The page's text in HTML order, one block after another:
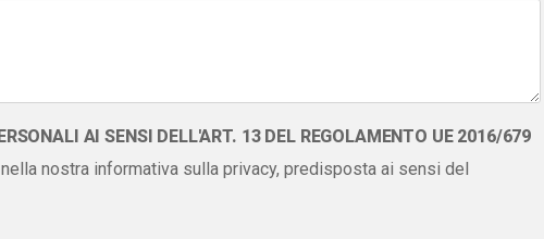
AI SENSI DELL'ART. 13 DEL REGOLAMENTO UE 2016/679
nostra informativa sulla privacy, predisposta ai sensi del